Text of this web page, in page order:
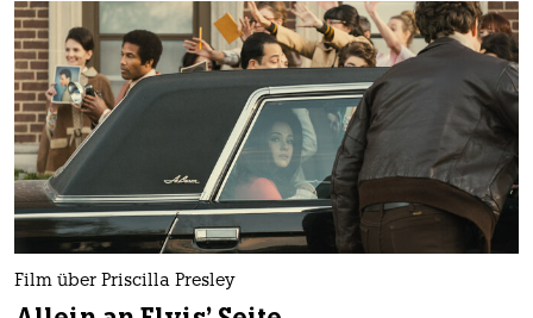
Film über Priscilla Presley